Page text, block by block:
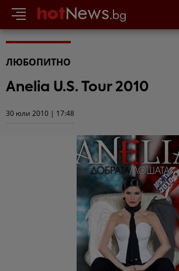
ЛЮБОПИТНО
Аnelia U.S. Tour 2010
30 юли 2010 | 17:48